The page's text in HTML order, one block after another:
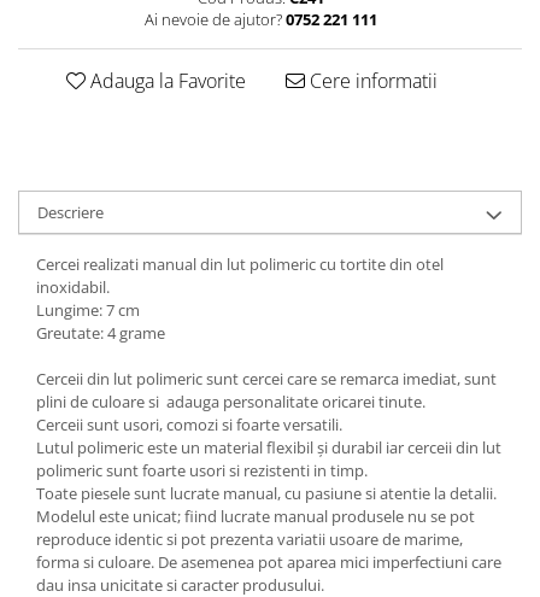
Ai nevoie de ajutor?0752 221 111
Adauga la Favorite Cere informatii
Descriere
Cercei realizati manual din lut polimeric cu tortite din otel
inoxidabil.
Lungime: 7 cm
Greutate: 4 grame
Cerceii din lut polimeric sunt cercei care se remarca imediat, sunt
plini de culoare si adauga personalitate oricarei tinute.
Cerceii sunt usori, comozi si foarte versatili.
Lutul polimeric este un material flexibil și durabil iar cerceii din lut
polimeric sunt foarte usori si rezistenti in timp.
Toate piesele sunt lucrate manual, cu pasiune si atentie la detalii.
Modelul este unicat; fiind lucrate manual produsele nu se pot
reproduce identic si pot prezenta variatii usoare de marime,
forma si culoare. De asemenea pot aparea mici imperfectiuni care
dau insa unicitate si caracter produsului.